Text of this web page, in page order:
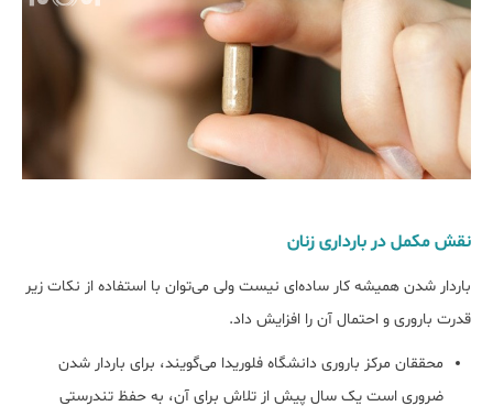
نقش مکمل در بارداری زنان
باردار شدن همیشه کار ساده‌ای نیست ولی می‌توان با استفاده از نکات زیر
قدرت باروری و احتمال آن را افزایش داد.
محققان مرکز باروری دانشگاه فلوریدا می‌گویند، برای باردار شدن
ضروری است یک سال پیش از تلاش برای آن، به حفظ تندرستی